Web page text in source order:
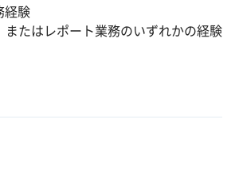
経験
またはレポート業務のいずれかの経験